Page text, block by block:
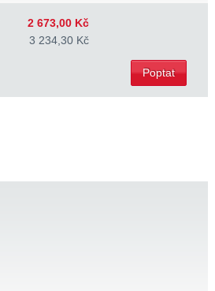
2 673,00 Kč
3 234,30 Kč
Poptat